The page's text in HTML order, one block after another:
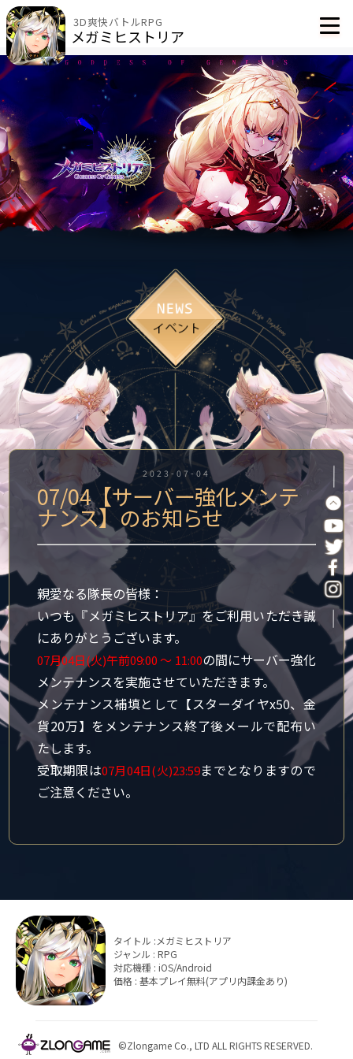
3D爽快バトルRPG
メガミヒストリア
2023-07-04
07/04【サーバー強化メンテ
ナンス】のお知らせ
親愛なる隊長の皆様：
いつも『メガミヒストリア』をご利用いただき誠
にありがとうございます。
07月04日(火)午前09:00 ～ 11:00の間にサーバー強化
メンテナンスを実施させていただきます。
メンテナンス補填として【スターダイヤx50、金
貨20万】をメンテナンス終了後メールで配布い
たします。
受取期限は07月04日(火)23:59までとなりますので
ご注意ください。
タイトル :メガミヒストリア
ジャンル : RPG
対応機種 : iOS/Android
価格 : 基本プレイ無料(アプリ内課金あり)
©Zlongame Co., LTD ALL RIGHTS RESERVED.